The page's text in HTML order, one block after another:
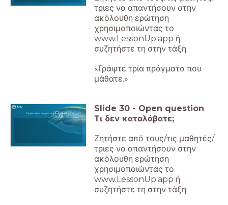
τριες να απαντήσουν στην
ακόλουθη ερώτηση
χρησιμοποιώντας το
www.LessonUp.app ή
συζητήστε τη στην τάξη.
«Γράψτε τρία πράγματα που
μάθατε.»
Γράψτε ένα πράγμα που δεν καταλάβατε. Slide 30 - Open question
Τι δεν καταλάβατε;
Ζητήστε από τους/τις μαθητές/
τριες να απαντήσουν στην
ακόλουθη ερώτηση
χρησιμοποιώντας το
www.LessonUp.app ή
συζητήστε τη στην τάξη.